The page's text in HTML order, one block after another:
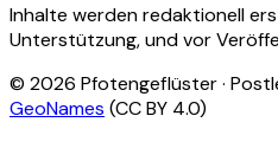
Inhalte werden redaktionell
Unterstützung, und vor
© 2026 Pfotengeflüster ·
GeoNames (CC BY 4.0)